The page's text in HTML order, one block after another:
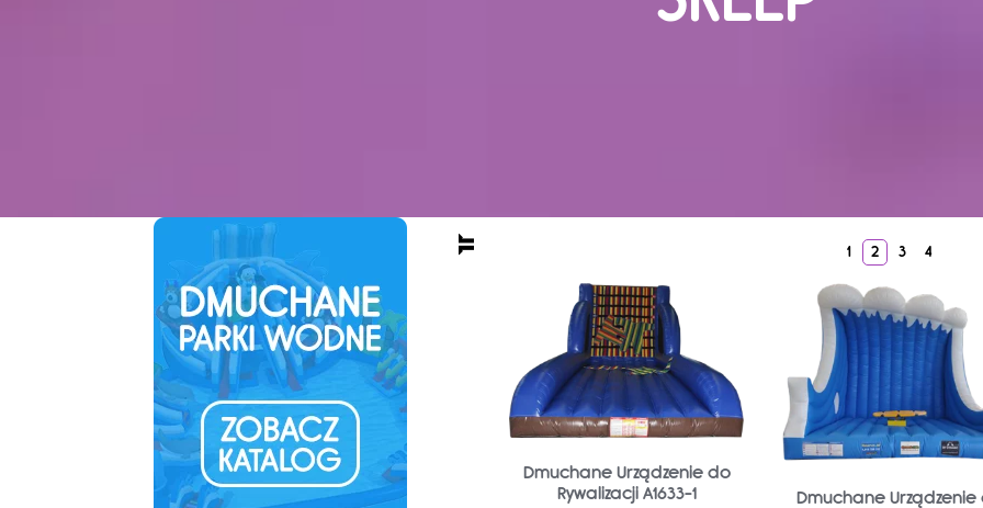
1 2 3 4
Dmuchane Urządzenie do
Rywalizacji A1633-1
Dmuchane Urządzenie